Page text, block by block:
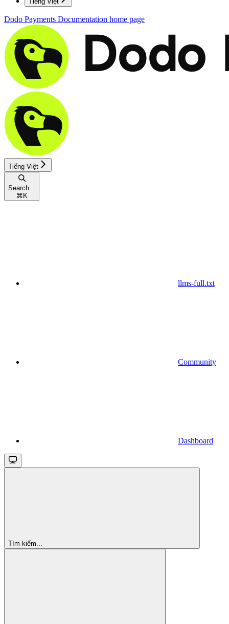
Dodo Payments Documentation home page
Tiếng Việt
Search...
⌘ K
llms-full.txt
Community
Dashboard
Tìm kiếm...